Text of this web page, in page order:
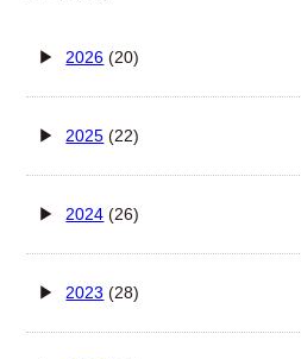
2026 (20)
2025 (22)
2024 (26)
2023 (28)